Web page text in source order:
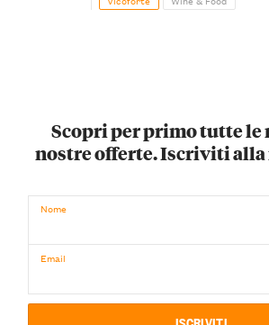
Scopri per primo tutte le
nostre offerte. Iscriviti
Nome
Email